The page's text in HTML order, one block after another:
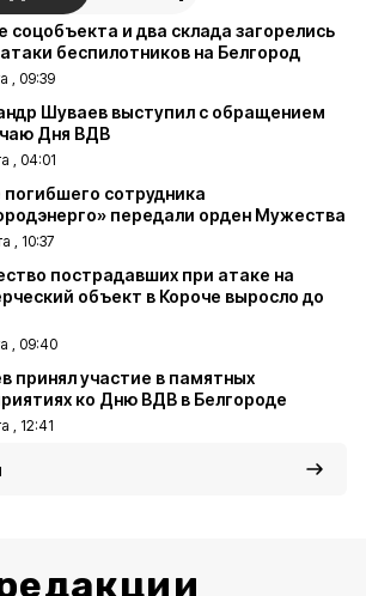
соцобъекта и два склада загорелись
беспилотников на Белгород
, 09:39
Шуваев выступил с обращением
Дня ВДВ
, 04:01
сотрудника
передали орден Мужества
, 10:37
пострадавших при атаке на
объект в Короче выросло до
, 09:40
принял участие в памятных
ко Дню ВДВ в Белгороде
, 12:41